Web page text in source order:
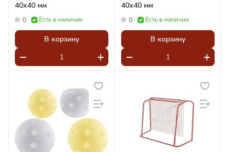
40х40 мм
0 Есть в наличии
В корзину
40х40 мм
0 Есть в наличии
В корзину